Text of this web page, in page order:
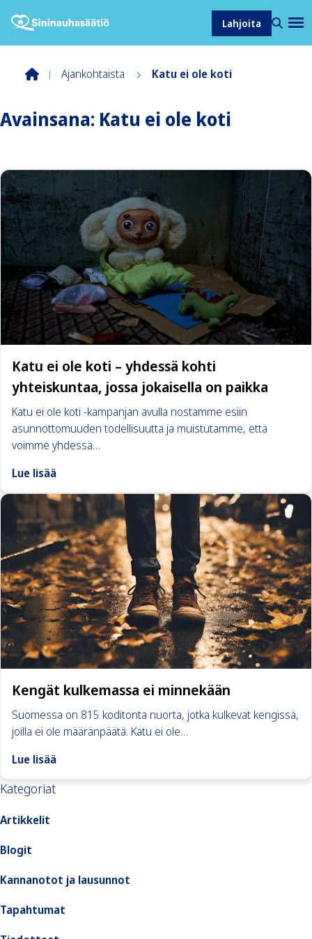
Lahjoita
Ajankohtaista Katu ei ole koti
Avainsana: Katu ei ole koti
Katu ei ole koti – yhdessä kohti
yhteiskuntaa, jossa jokaisella on paikka
Katu ei ole koti -kampanjan avulla nostamme esiin
asunnottomuuden todellisuutta ja muistutamme, että
voimme yhdessä…
Lue lisää
Kengät kulkemassa ei minnekään
Suomessa on 815 koditonta nuorta, jotka kulkevat kengissä,
joilla ei ole määränpäätä. Katu ei ole…
Lue lisää
Kategoriat
Artikkelit
Blogit
Kannanotot ja lausunnot
Tapahtumat